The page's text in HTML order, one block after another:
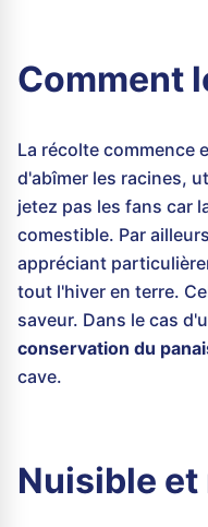
Comment
La récolte commence
d'abîmer les racines,
jetez pas les fans car
comestible. Par
appréciant
tout l'hiver en terre.
saveur. Dans le cas
conservation du
cave.
Nuisible et